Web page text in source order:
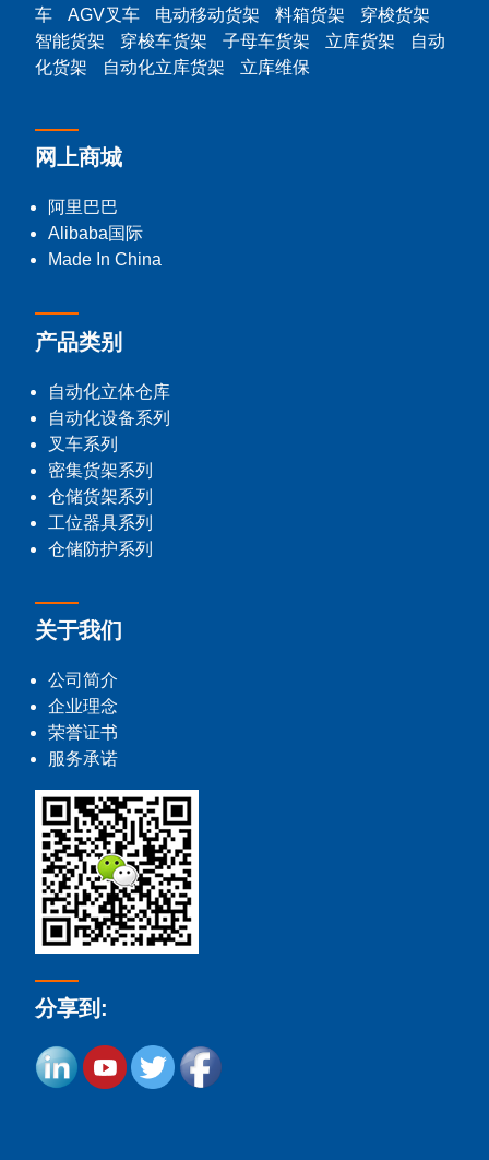
车
AGV叉车 电动移动货架 料箱货架
穿梭货架
智能货架
穿梭车货架 子母车货架 立库货架
自动
化货架
自动化立库货架 立库维保
网上商城
阿里巴巴
Alibaba国际
Made In China
产品类别
自动化立体仓库
自动化设备系列
叉车系列
密集货架系列
仓储货架系列
工位器具系列
仓储防护系列
关于我们
公司简介
企业理念
荣誉证书
服务承诺
分享到: